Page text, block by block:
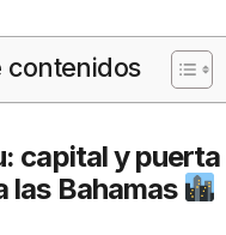
contenidos
capital y
las Bahamas